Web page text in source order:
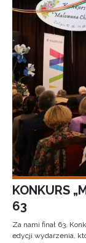
KONKURS
63
Za nami finał 63.
edycji wydarzenia,